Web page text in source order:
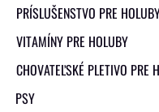
PRÍSLUŠENSTVO PRE
VITAMÍNY PRE HOLUBY
CHOVATEĽSKÉ PLETIVO PRE
PSY